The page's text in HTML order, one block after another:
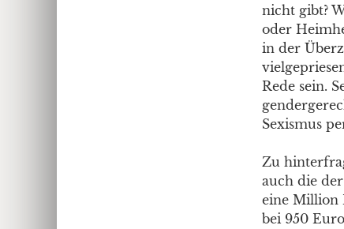
nicht gibt?
oder
in der
Rede sein.
Sexismus
Zu
auch die
eine Million
bei 950